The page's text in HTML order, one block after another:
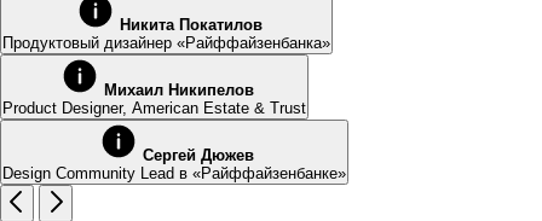
Никита Покатилов
Продуктовый дизайнер «Райффайзенбанка»
Михаил Никипелов
Product Designer, American Estate & Trust
Сергей Дюжев
Design Community Lead в «Райффайзенбанке»